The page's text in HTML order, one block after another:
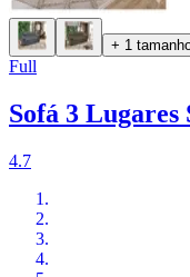
+ 1
Full
Sofá 3
4.7